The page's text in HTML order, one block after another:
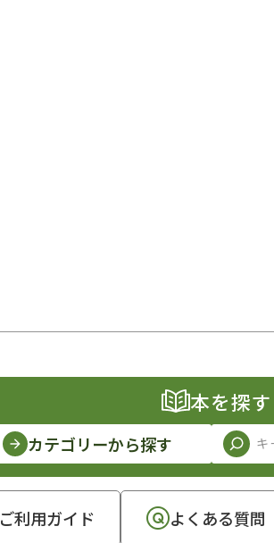
本を探す
カテゴリーから探す
ご利用ガイド よくある質問